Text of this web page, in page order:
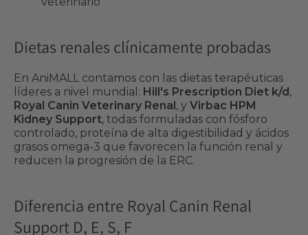
Dietas renales clínicamente probadas
En AniMALL contamos con las dietas terapéuticas
líderes a nivel mundial: Hill's Prescription Diet k/d,
Royal Canin Veterinary Renal, y Virbac HPM
Kidney Support, todas formuladas con fósforo
controlado, proteína de alta digestibilidad y ácidos
grasos omega-3 que favorecen la función renal y
reducen la progresión de la ERC.
Diferencia entre Royal Canin Renal
Support D, E, S, F